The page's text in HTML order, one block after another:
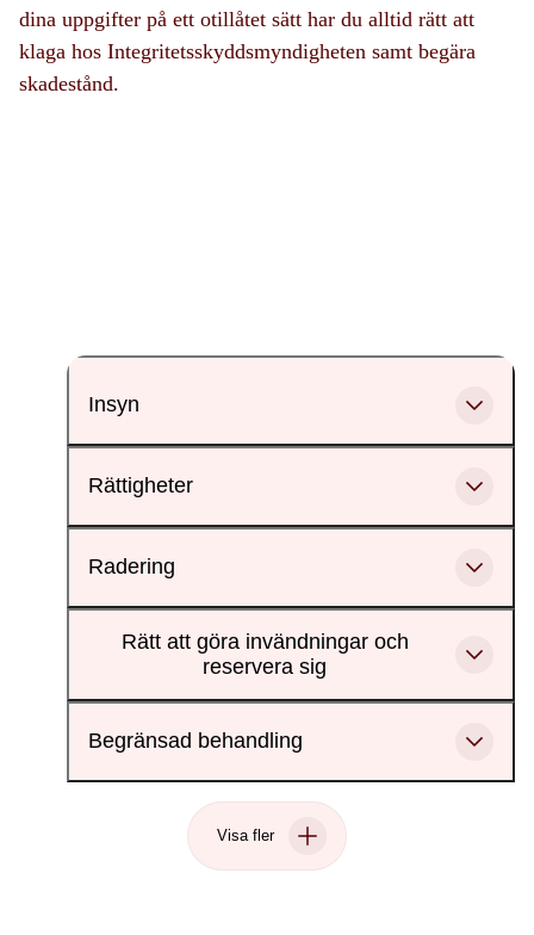
dina uppgifter på ett otillåtet sätt har du alltid rätt att
klaga hos Integritetsskyddsmyndigheten samt begära
skadestånd.
Insyn
Rättigheter
Radering
Rätt att göra invändningar och
reservera sig
Begränsad behandling
Visa fler